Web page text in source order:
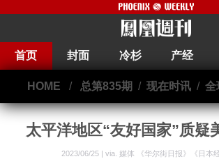
首页 封面 冷杉 产经
HOME / 总第835期 / 现在时讯/ 全
太平洋地区“友好国家”质疑
2023/06/25 | via. 媒体 《华尔街日报》《日本